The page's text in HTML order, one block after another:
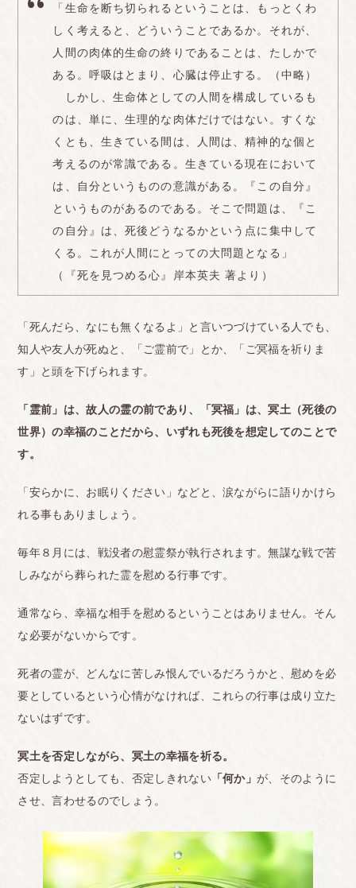
「生命を断ち切られるということは、もっとくわ
しく考えると、どういうことであるか。それが、
人間の肉体的生命の終りであることは、たしかで
ある。呼吸はとまり、心臓は停止する。（中略）
しかし、生命体としての人間を構成しているも
のは、単に、生理的な肉体だけではない。すくな
くとも、生きている間は、人間は、精神的な個と
考えるのが常識である。生きている現在において
は、自分というものの意識がある。『この自分』
というものがあるのである。そこで問題は、『こ
の自分』は、死後どうなるかという点に集中して
くる。これが人間にとっての大問題となる」
（『死を見つめる心』岸本英夫 著より）
「死んだら、なにも無くなるよ」と言いつづけている人でも、
知人や友人が死ぬと、「ご霊前で」とか、「ご冥福を祈りま
す」と頭を下げられます。
「霊前」は、故人の霊の前であり、「冥福」は、冥土（死後の
世界）の幸福のことだから、いずれも死後を想定してのことで
す。
「安らかに、お眠りください」などと、涙ながらに語りかけら
れる事もありましょう。
毎年８月には、戦没者の慰霊祭が執行されます。無謀な戦で苦
しみながら葬られた霊を慰める行事です。
通常なら、幸福な相手を慰めるということはありません。そん
な必要がないからです。
死者の霊が、どんなに苦しみ恨んでいるだろうかと、慰めを必
要としているという心情がなければ、これらの行事は成り立た
ないはずです。
冥土を否定しながら、冥土の幸福を祈る。
否定しようとしても、否定しきれない「何か」が、そのように
させ、言わせるのでしょう。